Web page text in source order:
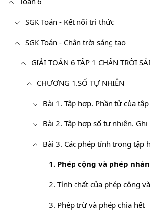
SGK Toán - Kết nối tri thức
SGK Toán - Chân trời sáng tạo
GIẢI TOÁN 6 TẬP 1 CHÂN TRỜI
CHƯƠNG 1.SỐ TỰ NHIÊN
Bài 1. Tập hợp. Phần tử của
Bài 2. Tập hợp số tự nhiên.
Bài 3. Các phép tính trong tập
1. Phép cộng và phép nhân
3. Phép trừ và phép chia hết